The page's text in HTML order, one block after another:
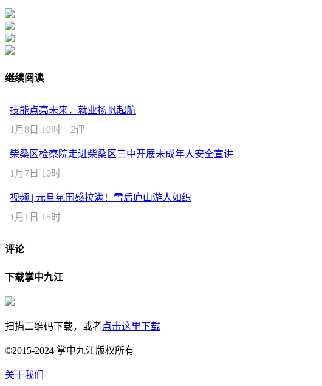
继续阅读
技能点亮未来，就业扬帆起航
1月8日 10时
2评
柴桑区检察院走进柴桑区三中开展未成年人安全宣讲
1月7日 10时
视频 | 元旦氛围感拉满！雪后庐山游人如织
1月1日 15时
评论
下载掌中九江
扫描二维码下载，或者点击这里下载
©2015-2024 掌中九江版权所有
关于我们